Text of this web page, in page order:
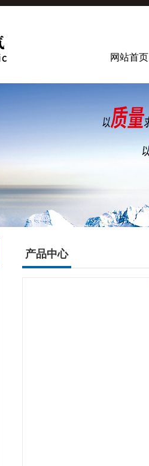
网站首页
产品中心